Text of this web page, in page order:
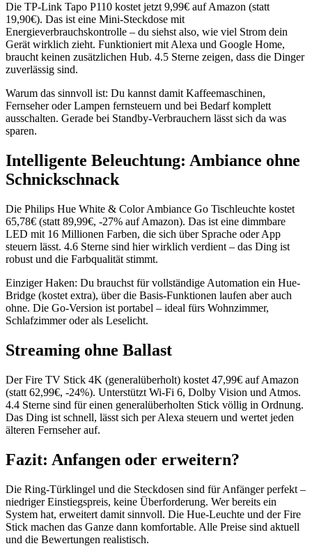
Die TP-Link Tapo P110 kostet jetzt 9,99€ auf Amazon (statt
19,90€). Das ist eine Mini-Steckdose mit
Energieverbrauchskontrolle – du siehst also, wie viel Strom dein
Gerät wirklich zieht. Funktioniert mit Alexa und Google Home,
braucht keinen zusätzlichen Hub. 4.5 Sterne zeigen, dass die Dinger
zuverlässig sind.
Warum das sinnvoll ist: Du kannst damit Kaffeemaschinen,
Fernseher oder Lampen fernsteuern und bei Bedarf komplett
ausschalten. Gerade bei Standby-Verbrauchern lässt sich da was
sparen.
Intelligente Beleuchtung: Ambiance ohne
Schnickschnack
Die Philips Hue White & Color Ambiance Go Tischleuchte kostet
65,78€ (statt 89,99€, -27% auf Amazon). Das ist eine dimmbare
LED mit 16 Millionen Farben, die sich über Sprache oder App
steuern lässt. 4.6 Sterne sind hier wirklich verdient – das Ding ist
robust und die Farbqualität stimmt.
Einziger Haken: Du brauchst für vollständige Automation ein Hue-
Bridge (kostet extra), über die Basis-Funktionen laufen aber auch
ohne. Die Go-Version ist portabel – ideal fürs Wohnzimmer,
Schlafzimmer oder als Leselicht.
Streaming ohne Ballast
Der Fire TV Stick 4K (generalüberholt) kostet 47,99€ auf Amazon
(statt 62,99€, -24%). Unterstützt Wi-Fi 6, Dolby Vision und Atmos.
4.4 Sterne sind für einen generalüberholten Stick völlig in Ordnung.
Das Ding ist schnell, lässt sich per Alexa steuern und wertet jeden
älteren Fernseher auf.
Fazit: Anfangen oder erweitern?
Die Ring-Türklingel und die Steckdosen sind für Anfänger perfekt –
niedriger Einstiegspreis, keine Überforderung. Wer bereits ein
System hat, erweitert damit sinnvoll. Die Hue-Leuchte und der Fire
Stick machen das Ganze dann komfortable. Alle Preise sind aktuell
und die Bewertungen realistisch.